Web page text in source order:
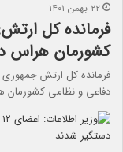
۲۲ بهمن ۱۴۰۱
فرمانده کل
کشورمان هراس
فرمانده کل ارتش جمهوری
دفاعی و نظامی